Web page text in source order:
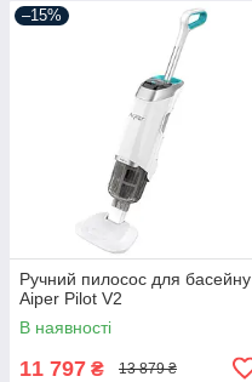
–15%
Ручний пилосос для басейну
Aiper Pilot V2
В наявності
11 797 ₴ 13 879 ₴